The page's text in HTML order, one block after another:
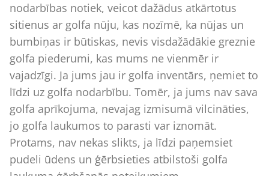
nodarbības notiek, veicot dažādus atkārtotus
sitienus ar golfa nūju, kas nozīmē, ka nūjas un
bumbiņas ir būtiskas, nevis visdažādākie greznie
golfa piederumi, kas mums ne vienmēr ir
vajadzīgi. Ja jums jau ir golfa inventārs, ņemiet to
līdzi uz golfa nodarbību. Tomēr, ja jums nav sava
golfa aprīkojuma, nevajag izmisumā vilcināties,
jo golfa laukumos to parasti var iznomāt.
Protams, nav nekas slikts, ja līdzi paņemsiet
pudeli ūdens un ģērbsieties atbilstoši golfa